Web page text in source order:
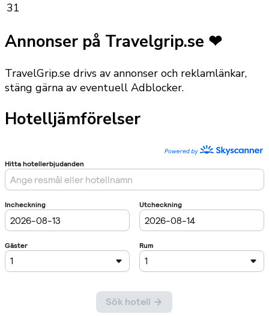
31
Annonser på Travelgrip.se ❤
TravelGrip.se drivs av annonser och reklamlänkar,
stäng gärna av eventuell Adblocker.
Hotelljämförelser